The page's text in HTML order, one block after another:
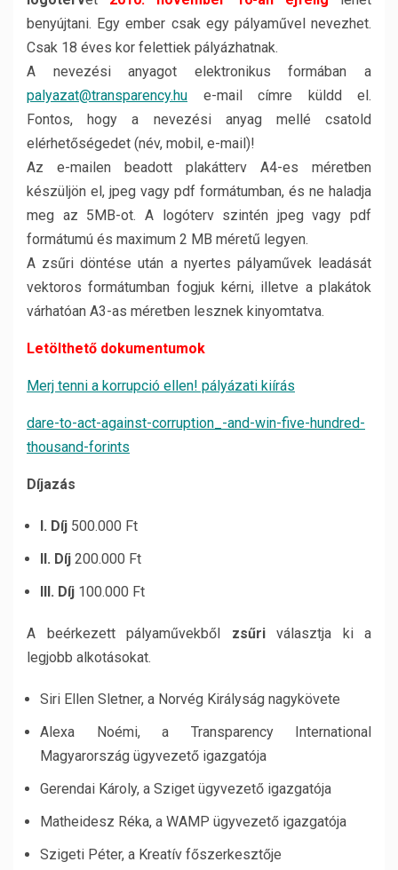
benyújtani. Egy ember csak egy pályaművel nevezhet.
Csak 18 éves kor felettiek pályázhatnak.
A nevezési anyagot elektronikus formában a
palyazat@transparency.hu e-mail címre küldd el.
Fontos, hogy a nevezési anyag mellé csatold
elérhetőségedet (név, mobil, e-mail)!
Az e-mailen beadott plakátterv A4-es méretben
készüljön el, jpeg vagy pdf formátumban, és ne haladja
meg az 5MB-ot. A logóterv szintén jpeg vagy pdf
formátumú és maximum 2 MB méretű legyen.
A zsűri döntése után a nyertes pályaművek leadását
vektoros formátumban fogjuk kérni, illetve a plakátok
várhatóan A3-as méretben lesznek kinyomtatva.
Letölthető dokumentumok
Merj tenni a korrupció ellen! pályázati kiírás
dare-to-act-against-corruption_-and-win-five-hundred-
thousand-forints
Díjazás
I. Díj 500.000 Ft
II. Díj 200.000 Ft
III. Díj 100.000 Ft
A beérkezett pályaművekből zsűri választja ki a
legjobb alkotásokat.
Siri Ellen Sletner, a Norvég Királyság nagykövete
Alexa Noémi, a Transparency International
Magyarország ügyvezető igazgatója
Gerendai Károly, a Sziget ügyvezető igazgatója
Matheidesz Réka, a WAMP ügyvezető igazgatója
Szigeti Péter, a Kreatív főszerkesztője